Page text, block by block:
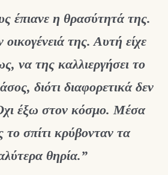
έπιανε η θρασύτητά της.
της. Αυτή είχε
να της καλλιεργήσει το
διότι διαφορετικά δεν
έξω στον κόσμο. Μέσα
το σπίτι κρύβονταν τα
θηρία.”